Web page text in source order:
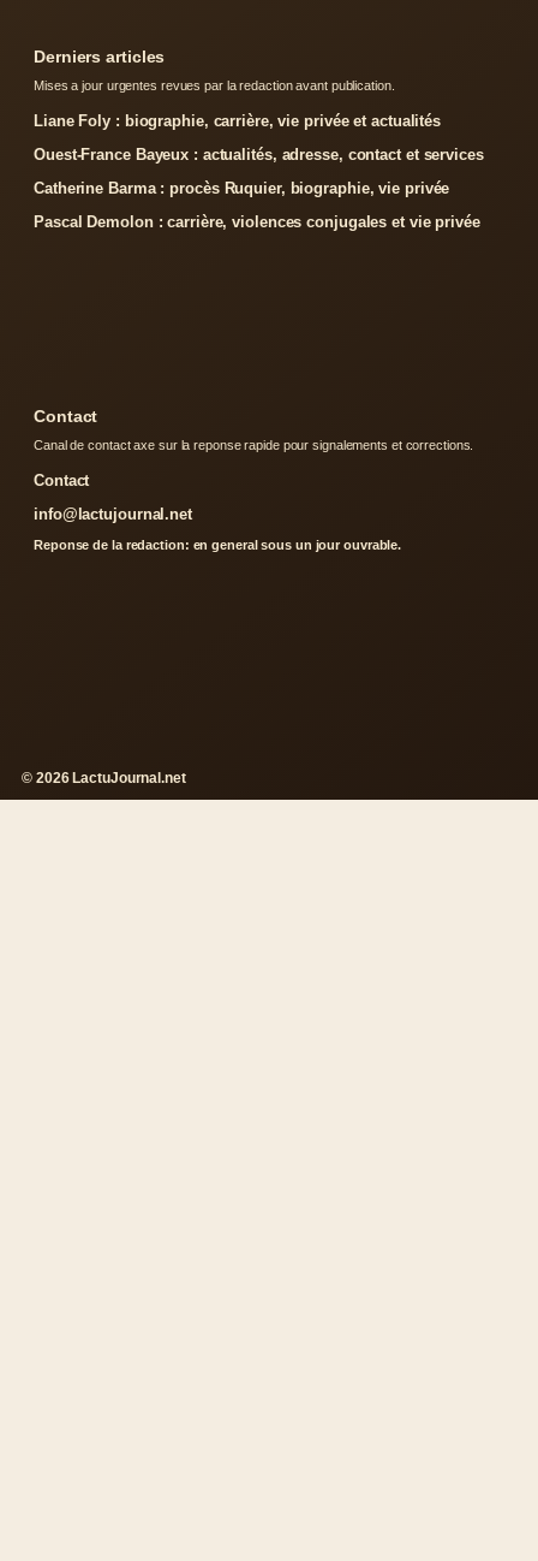
Derniers articles
Mises a jour urgentes revues par la redaction avant publication.
Liane Foly : biographie, carrière, vie privée et actualités
Ouest-France Bayeux : actualités, adresse, contact et services
Catherine Barma : procès Ruquier, biographie, vie privée
Pascal Demolon : carrière, violences conjugales et vie privée
Contact
Canal de contact axe sur la reponse rapide pour signalements et corrections.
Contact
info@lactujournal.net
Reponse de la redaction: en general sous un jour ouvrable.
© 2026 LactuJournal.net